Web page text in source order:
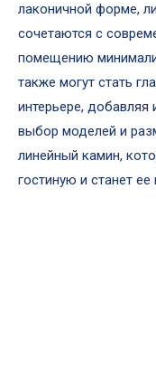
лаконичной форме,
сочетаются с
помещению
также могут стать
интерьере,
выбор моделей и
линейный камин,
гостиную и станет ее